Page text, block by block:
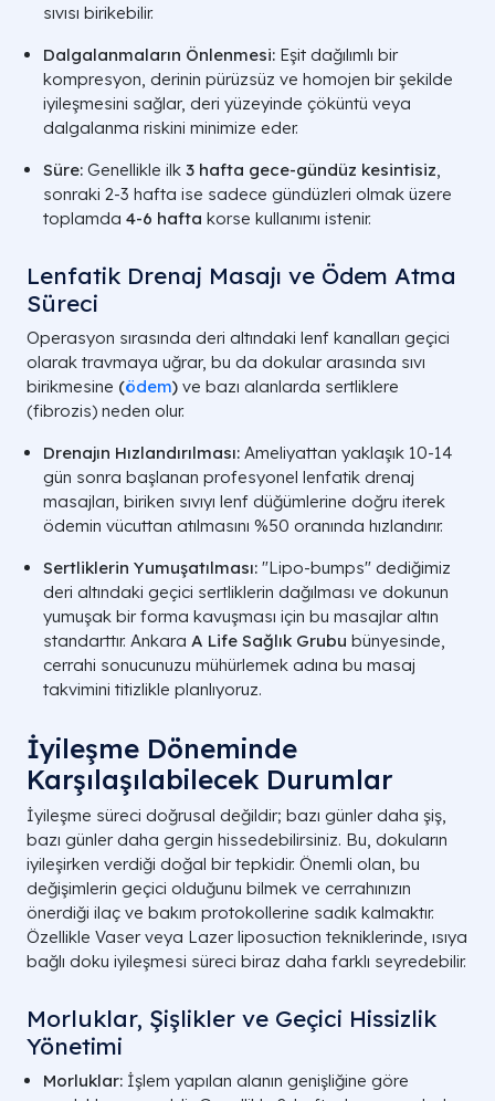
sıvısı birikebilir.
Dalgalanmaların Önlenmesi: Eşit dağılımlı bir
kompresyon, derinin pürüzsüz ve homojen bir şekilde
iyileşmesini sağlar, deri yüzeyinde çöküntü veya
dalgalanma riskini minimize eder.
Süre: Genellikle ilk 3 hafta gece-gündüz kesintisiz,
sonraki 2-3 hafta ise sadece gündüzleri olmak üzere
toplamda 4-6 hafta korse kullanımı istenir.
Lenfatik Drenaj Masajı ve Ödem Atma
Süreci
Operasyon sırasında deri altındaki lenf kanalları geçici
olarak travmaya uğrar, bu da dokular arasında sıvı
birikmesine (ödem) ve bazı alanlarda sertliklere
(fibrozis) neden olur.
Drenajın Hızlandırılması: Ameliyattan yaklaşık 10-14
gün sonra başlanan profesyonel lenfatik drenaj
masajları, biriken sıvıyı lenf düğümlerine doğru iterek
ödemin vücuttan atılmasını %50 oranında hızlandırır.
Sertliklerin Yumuşatılması: "Lipo-bumps" dediğimiz
deri altındaki geçici sertliklerin dağılması ve dokunun
yumuşak bir forma kavuşması için bu masajlar altın
standarttır. Ankara A Life Sağlık Grubu bünyesinde,
cerrahi sonucunuzu mühürlemek adına bu masaj
takvimini titizlikle planlıyoruz.
İyileşme Döneminde
Karşılaşılabilecek Durumlar
İyileşme süreci doğrusal değildir; bazı günler daha şiş,
bazı günler daha gergin hissedebilirsiniz. Bu, dokuların
iyileşirken verdiği doğal bir tepkidir. Önemli olan, bu
değişimlerin geçici olduğunu bilmek ve cerrahınızın
önerdiği ilaç ve bakım protokollerine sadık kalmaktır.
Özellikle Vaser veya Lazer liposuction tekniklerinde, ısıya
bağlı doku iyileşmesi süreci biraz daha farklı seyredebilir.
Morluklar, Şişlikler ve Geçici Hissizlik
Yönetimi
Morluklar: İşlem yapılan alanın genişliğine göre